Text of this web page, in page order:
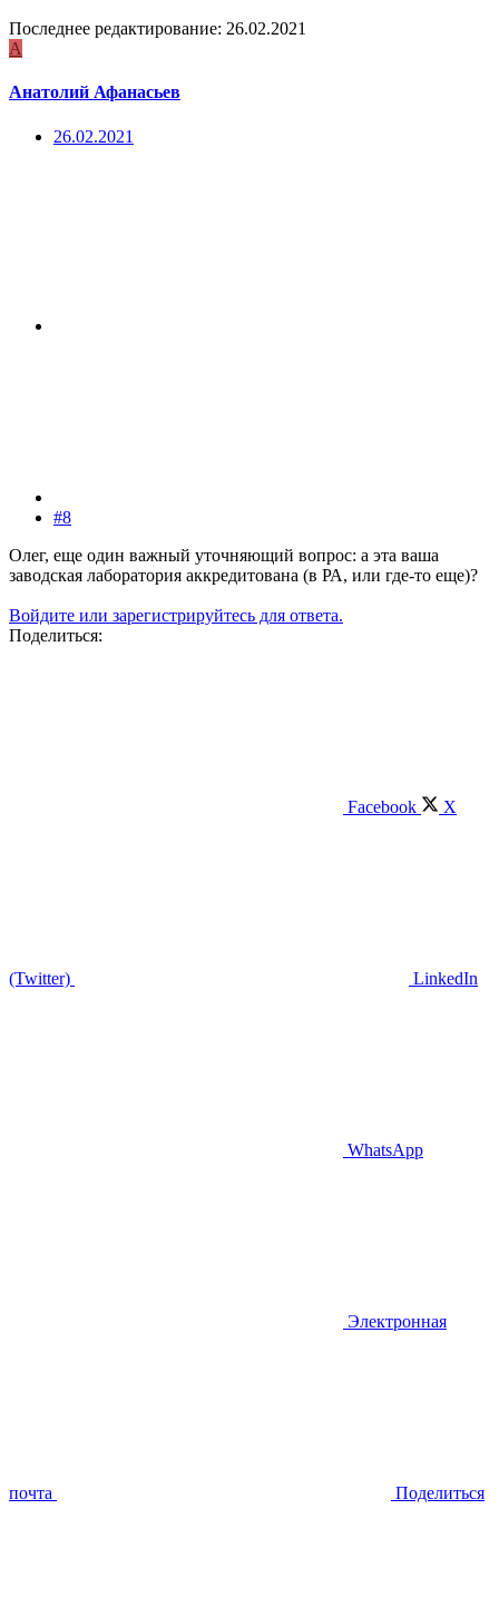
Последнее редактирование: 26.02.2021
А
Анатолий Афанасьев
26.02.2021
#8
Олег, еще один важный уточняющий вопрос: а эта ваша
заводская лаборатория аккредитована (в РА, или где-то еще)?
Войдите или зарегистрируйтесь для ответа.
Поделиться:
Facebook X
(Twitter) LinkedIn
WhatsApp
Электронная
почта Поделиться